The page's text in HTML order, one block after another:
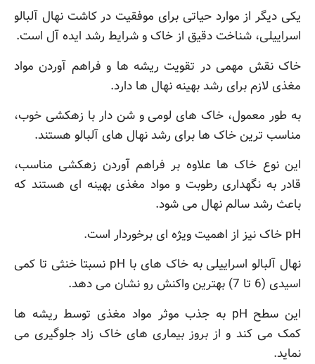
یکی دیگر از موارد حیاتی برای موفقیت در کاشت نهال آلبالو
اسراییلی، شناخت دقیق از خاک و شرایط رشد ایده آل است.
خاک نقش مهمی در تقویت ریشه ها و فراهم آوردن مواد
مغذی لازم برای رشد بهینه نهال ها دارد.
به طور معمول، خاک های لومی و شن دار با زهکشی خوب،
مناسب ترین خاک ها برای رشد نهال های آلبالو هستند.
این نوع خاک ها علاوه بر فراهم آوردن زهکشی مناسب،
قادر به نگهداری رطوبت و مواد مغذی بهینه ای هستند که
باعث رشد سالم نهال می شود.
pH خاک نیز از اهمیت ویژه ای برخوردار است.
نهال آلبالو اسراییلی به خاک های با pH نسبتا خنثی تا کمی
اسیدی (6 تا 7) بهترین واکنش رو نشان می دهد.
این سطح pH به جذب موثر مواد مغذی توسط ریشه ها
کمک می کند و از بروز بیماری های خاک زاد جلوگیری می
نماید.